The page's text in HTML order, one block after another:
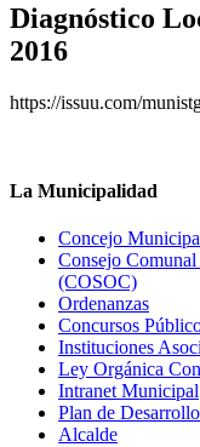
Diagnóstico
2016
https://issuu.com/
La Municipalidad
Concejo
Consejo
(COSOC)
Ordenanzas
Concursos
Instituciones
Ley Orgánica
Intranet Municipal
Plan de
Alcalde